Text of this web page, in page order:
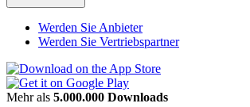
Werden Sie Anbieter
Werden Sie Vertriebspartner
Mehr als 5.000.000 Downloads